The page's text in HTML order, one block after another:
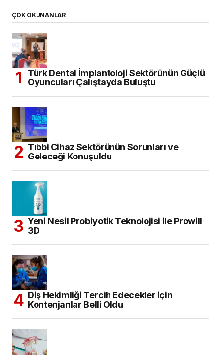
ÇOK OKUNANLAR
Türk Dental İmplantoloji Sektörünün Güçlü
Oyuncuları Çalıştayda Buluştu
Tıbbi Cihaz Sektörünün Sorunları ve
Geleceği Konuşuldu
Yeni Nesil Probiyotik Teknolojisi ile Prowill
3D
Diş Hekimliği Tercih Edecekler için
Kontenjanlar Belli Oldu